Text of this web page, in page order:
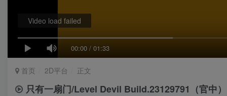
00:00 / 01:33
Video load failed
首页 2D平台 正文
只有一扇门/Level Devil Build.23129791（官中）